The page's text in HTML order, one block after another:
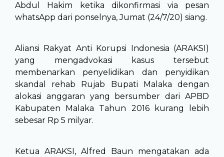
Abdul Hakim ketika dikonfirmasi via pesan
whatsApp dari ponselnya, Jumat (24/7/20) siang.
Aliansi Rakyat Anti Korupsi Indonesia (ARAKSI)
yang mengadvokasi kasus tersebut
membenarkan penyelidikan dan penyidikan
skandal rehab Rujab Bupati Malaka dengan
alokasi anggaran yang bersumber dari APBD
Kabupaten Malaka Tahun 2016 kurang lebih
sebesar Rp 5 milyar.
Ketua ARAKSI, Alfred Baun mengatakan ada